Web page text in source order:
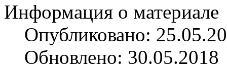
Информация о материале
Опубликовано:
Обновлено: 30.05.2018